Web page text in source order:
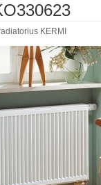
KERMI